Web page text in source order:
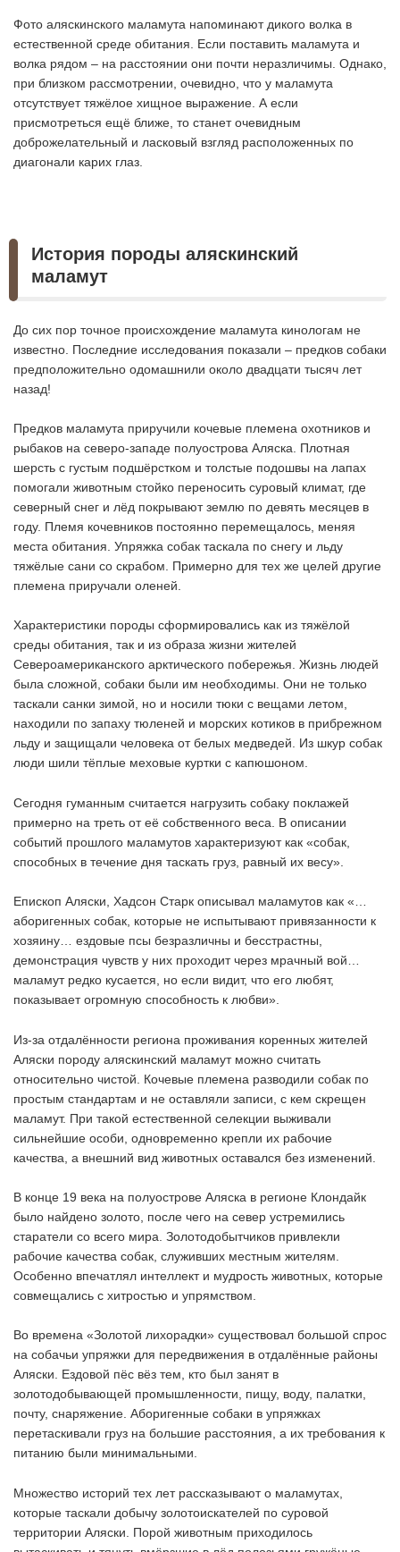
Фото аляскинского маламута напоминают дикого волка в
естественной среде обитания. Если поставить маламута и
волка рядом – на расстоянии они почти неразличимы. Однако,
при близком рассмотрении, очевидно, что у маламута
отсутствует тяжёлое хищное выражение. А если
присмотреться ещё ближе, то станет очевидным
доброжелательный и ласковый взгляд расположенных по
диагонали карих глаз.
История породы аляскинский
маламут
До сих пор точное происхождение маламута кинологам не
известно. Последние исследования показали – предков собаки
предположительно одомашнили около двадцати тысяч лет
назад!
Предков маламута приручили кочевые племена охотников и
рыбаков на северо-западе полуострова Аляска. Плотная
шерсть с густым подшёрстком и толстые подошвы на лапах
помогали животным стойко переносить суровый климат, где
северный снег и лёд покрывают землю по девять месяцев в
году. Племя кочевников постоянно перемещалось, меняя
места обитания. Упряжка собак таскала по снегу и льду
тяжёлые сани со скрабом. Примерно для тех же целей другие
племена приручали оленей.
Характеристики породы сформировались как из тяжёлой
среды обитания, так и из образа жизни жителей
Североамериканского арктического побережья. Жизнь людей
была сложной, собаки были им необходимы. Они не только
таскали санки зимой, но и носили тюки с вещами летом,
находили по запаху тюленей и морских котиков в прибрежном
льду и защищали человека от белых медведей. Из шкур собак
люди шили тёплые меховые куртки с капюшоном.
Сегодня гуманным считается нагрузить собаку поклажей
примерно на треть от её собственного веса. В описании
событий прошлого маламутов характеризуют как «собак,
способных в течение дня таскать груз, равный их весу».
Епископ Аляски, Хадсон Старк описывал маламутов как «…
аборигенных собак, которые не испытывают привязанности к
хозяину… ездовые псы безразличны и бесстрастны,
демонстрация чувств у них проходит через мрачный вой…
маламут редко кусается, но если видит, что его любят,
показывает огромную способность к любви».
Из-за отдалённости региона проживания коренных жителей
Аляски породу аляскинский маламут можно считать
относительно чистой. Кочевые племена разводили собак по
простым стандартам и не оставляли записи, с кем скрещен
маламут. При такой естественной селекции выживали
сильнейшие особи, одновременно крепли их рабочие
качества, а внешний вид животных оставался без изменений.
В конце 19 века на полуострове Аляска в регионе Клондайк
было найдено золото, после чего на север устремились
старатели со всего мира. Золотодобытчиков привлекли
рабочие качества собак, служивших местным жителям.
Особенно впечатлял интеллект и мудрость животных, которые
совмещались с хитростью и упрямством.
Во времена «Золотой лихорадки» существовал большой спрос
на собачьи упряжки для передвижения в отдалённые районы
Аляски. Ездовой пёс вёз тем, кто был занят в
золотодобывающей промышленности, пищу, воду, палатки,
почту, снаряжение. Аборигенные собаки в упряжках
перетаскивали груз на большие расстояния, а их требования к
питанию были минимальными.
Множество историй тех лет рассказывают о маламутах,
которые таскали добычу золотоискателей по суровой
территории Аляски. Порой животным приходилось